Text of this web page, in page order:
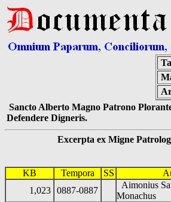
Sancto Alberto Magno Patrono
Defendere Digneris.
Excerpta ex Migne Patrologia
KB Tempora SS
1,023 0887-0887
Aimonius
Monachus